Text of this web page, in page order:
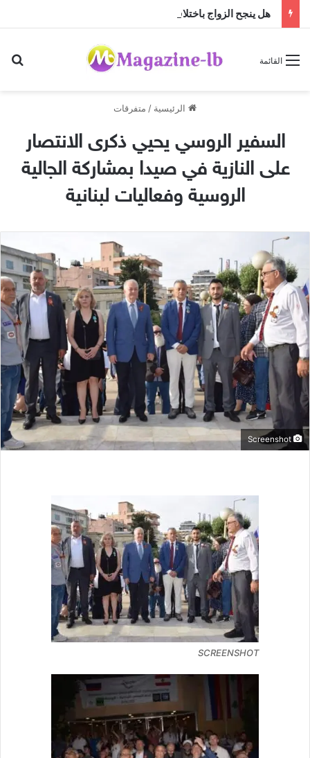
القائمة
الرئيسية / متفرقات
السفير الروسي يحيي ذكرى الانتصار
على النازية في صيدا بمشاركة الجالية
الروسية وفعاليات لبنانية
SCREENSHOT